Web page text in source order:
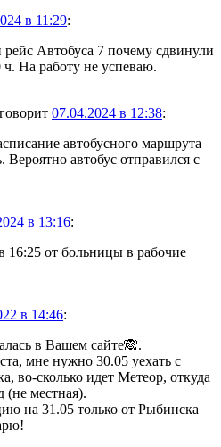
в 11:29:
Автобуса 7 почему сдвинули
На работу не успеваю.
говорит 07.04.2024 в 12:38:
автобусного маршрута
автобус отправился с
в 13:16:
16:25 от больницы в рабочие
в 14:46:
в Вашем сайте🙈.
мне нужно 30.05 уехать с
во-сколько идет Метеор, откуда
(не местная).
на 31.05 только от Рыбинска